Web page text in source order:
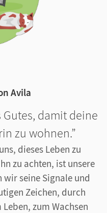
Avila
damit deine
zu wohnen.
dieses Leben zu
zu achten, ist unsere
seine Signale und
Zeichen, durch
zum Wachsen